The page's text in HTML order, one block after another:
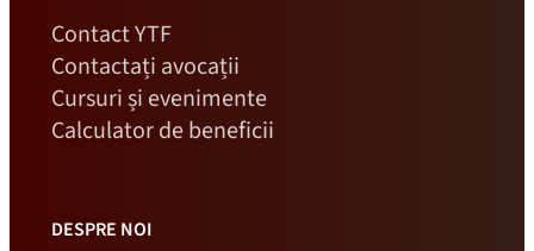
Contact YTF
Contactați avocații
Cursuri și evenimente
Calculator de beneficii
DESPRE NOI